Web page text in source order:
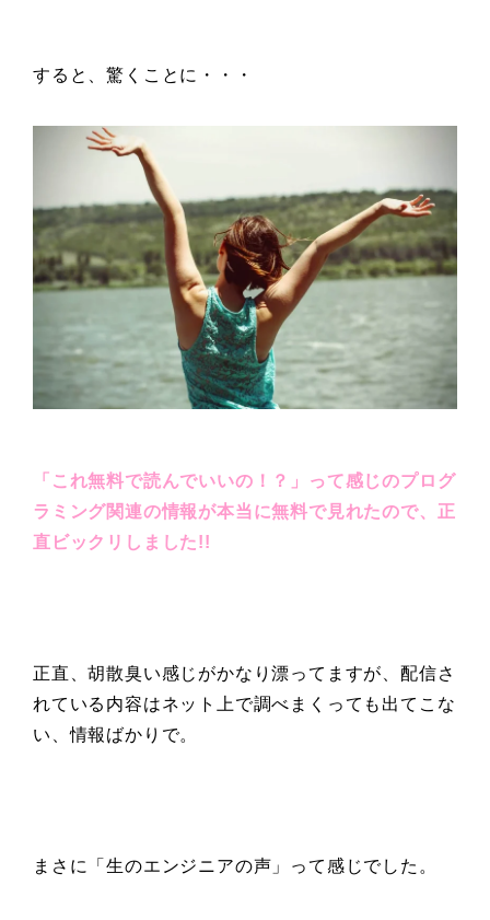
すると、驚くことに・・・
「これ無料で読んでいいの！？」って感じのプログ
ラミング関連の情報が本当に無料で見れたので、正
直ビックリしました!!
正直、胡散臭い感じがかなり漂ってますが、配信さ
れている内容はネット上で調べまくっても出てこな
い、情報ばかりで。
まさに「生のエンジニアの声」って感じでした。